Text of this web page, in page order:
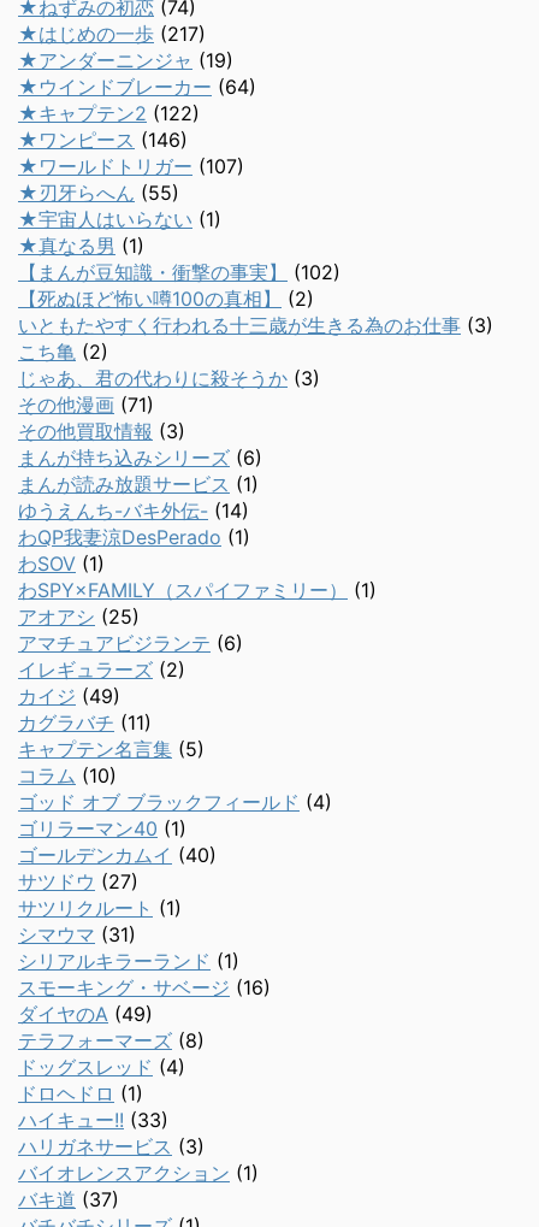
★ねずみの初恋 (74)
★はじめの一歩 (217)
★アンダーニンジャ (19)
★ウインドブレーカー (64)
★キャプテン2 (122)
★ワンピース (146)
★ワールドトリガー (107)
★刃牙らへん (55)
★宇宙人はいらない (1)
★真なる男 (1)
【まんが豆知識・衝撃の事実】
(102)
【死ぬほど怖い噂100の真相】
(2)
いともたやすく行われる十三歳が生きる為のお仕事 (3)
こち亀 (2)
じゃあ、君の代わりに殺そうか (3)
その他漫画 (71)
その他買取情報 (3)
まんが持ち込みシリーズ (6)
まんが読み放題サービス (1)
ゆうえんち-バキ外伝- (14)
わQP我妻涼DesPerado (1)
わSOV (1)
わSPY×FAMILY（スパイファミリー）
(1)
アオアシ (25)
アマチュアビジランテ (6)
イレギュラーズ (2)
カイジ (49)
カグラバチ (11)
キャプテン名言集 (5)
コラム (10)
ゴッド オブ ブラックフィールド (4)
ゴリラーマン40 (1)
ゴールデンカムイ (40)
サツドウ (27)
サツリクルート (1)
シマウマ (31)
シリアルキラーランド (1)
スモーキング・サベージ (16)
ダイヤのA (49)
テラフォーマーズ (8)
ドッグスレッド (4)
ドロヘドロ (1)
ハイキュー!! (33)
ハリガネサービス (3)
バイオレンスアクション (1)
バキ道 (37)